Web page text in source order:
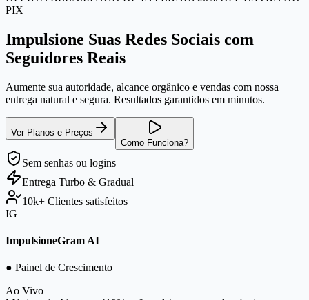
PIX
Impulsione Suas Redes Sociais com
Seguidores Reais
Aumente sua autoridade, alcance orgânico e vendas com nossa
entrega natural e segura. Resultados garantidos em minutos.
Ver Planos e Preços
Como Funciona?
Sem senhas ou logins
Entrega Turbo & Gradual
10k+ Clientes satisfeitos
IG
ImpulsioneGram AI
● Painel de Crescimento
Ao Vivo